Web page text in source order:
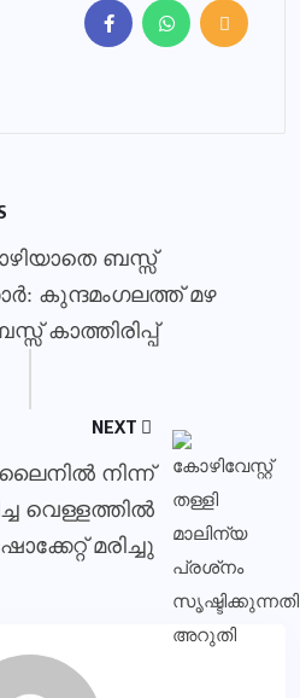
ബസ്സ്
കുന്ദമംഗലത്ത് മഴ
കാത്തിരിപ്പ്
NEXT
ലൈനിൽ നിന്ന്
വെള്ളത്തിൽ
മരിച്ചു